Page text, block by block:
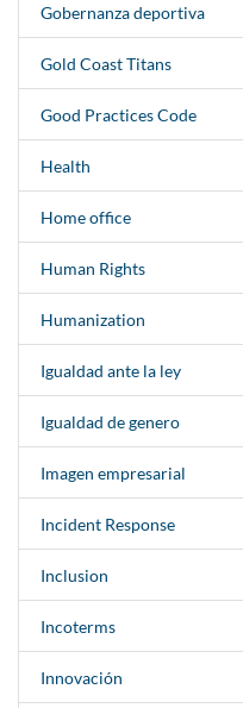
Gobernanza deportiva
Gold Coast Titans
Good Practices Code
Health
Home office
Human Rights
Humanization
Igualdad ante la ley
Igualdad de genero
Imagen empresarial
Incident Response
Inclusion
Incoterms
Innovación